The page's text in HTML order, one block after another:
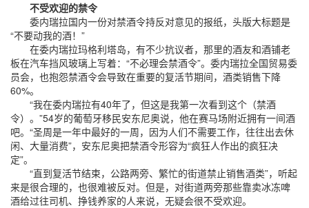
不受欢迎的禁令
委内瑞拉国内一份对禁酒令持反对意见的报纸，头版大标题是
“不要动我的酒！”
在委内瑞拉玛格利塔岛，有不少抗议者，那里的酒友和酒铺老
板在汽车挡风玻璃上写着：“不必理会禁酒令”。委内瑞拉全国贸易委
员会，也抱怨禁酒令会导致在重要的复活节期间，酒类销售下降
60%。
“我在委内瑞拉有40年了，但这是我第一次看到这个（禁酒
令）。”54岁的葡萄牙移民安东尼奥说，他在赛马场附近拥有一间酒
吧。“圣周是一年中最好的一周，因为人们不需要工作，往往出去休
闲、大量消费”，安东尼奥把禁酒令形容为“疯狂人作出的疯狂决
定”。
“直到复活节结束，公路两旁、繁忙的街道禁止销售酒类”，听起
来是很合理的，也很难被反对。但是，对街道两旁那些靠卖冰冻啤
酒给过往司机、挣钱养家的人来说，无疑会很不受欢迎。